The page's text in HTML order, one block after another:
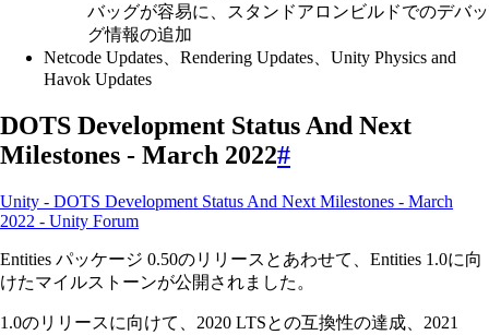
バッグが容易に、スタンドアロンビルドでのデバッ
グ情報の追加
Netcode Updates、Rendering Updates、Unity Physics and
Havok Updates
DOTS Development Status And Next
Milestones - March 2022#
Unity - DOTS Development Status And Next Milestones - March
2022 - Unity Forum
Entities パッケージ 0.50のリリースとあわせて、Entities 1.0に向
けたマイルストーンが公開されました。
1.0のリリースに向けて、2020 LTSとの互換性の達成、2021